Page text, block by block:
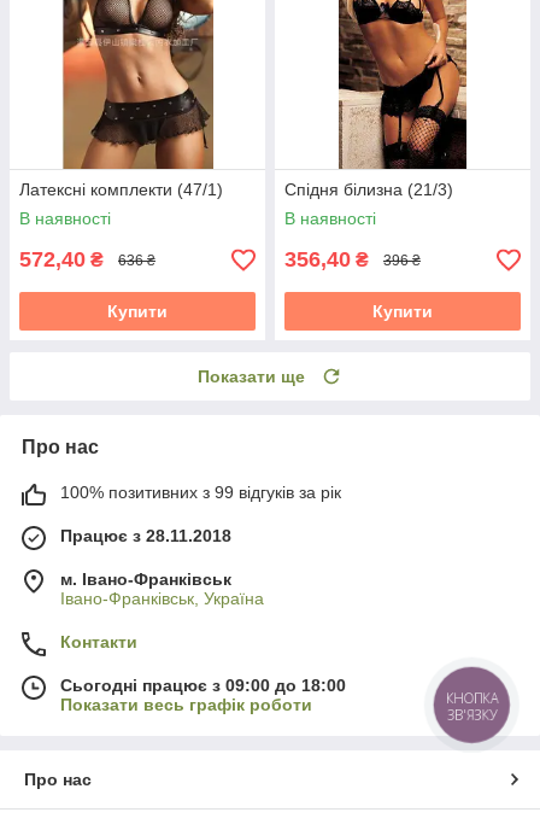
Латексні комплекти (47/1)
В наявності
572,40 ₴ 636 ₴
Купити
Спідня білизна (21/3)
В наявності
356,40 ₴ 396 ₴
Купити
Показати ще
Про нас
100% позитивних з 99 відгуків за рік
Працює з 28.11.2018
м. Івано-Франківськ
Івано-Франківськ, Україна
Контакти
Сьогодні працює з 09:00 до 18:00
Показати весь графік роботи
Про нас
КНОПКА
ЗВ'ЯЗКУ